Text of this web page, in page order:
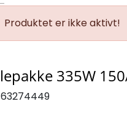
og service Outlet
Produktet er ikke aktivt!
335W
63274449